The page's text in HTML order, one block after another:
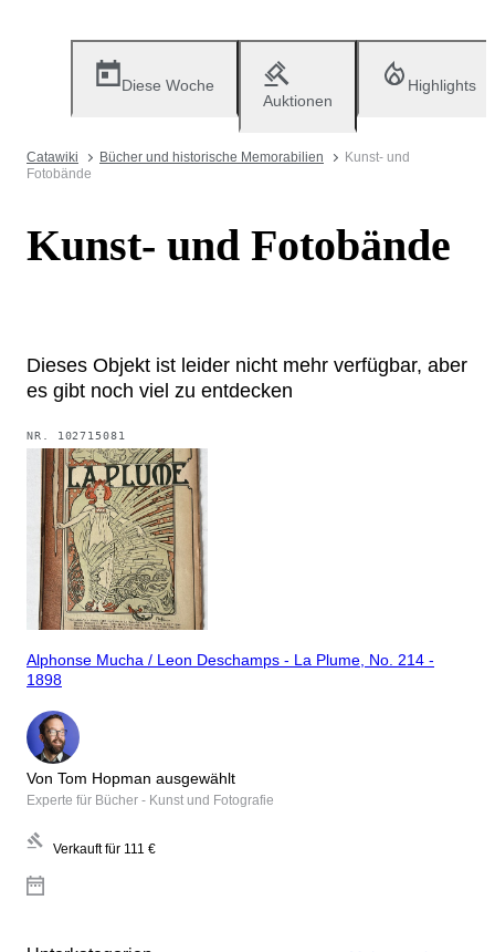
Diese Woche
Auktionen
Highlights
Catawiki Bücher und historische Memorabilien
Kunst- und
Fotobände
Kunst- und Fotobände
Dieses Objekt ist leider nicht mehr verfügbar, aber
es gibt noch viel zu entdecken
NR. 102715081
Alphonse Mucha / Leon Deschamps - La Plume, No. 214 -
1898
Von Tom Hopman ausgewählt
Experte für Bücher - Kunst und Fotografie
Verkauft für 111 €